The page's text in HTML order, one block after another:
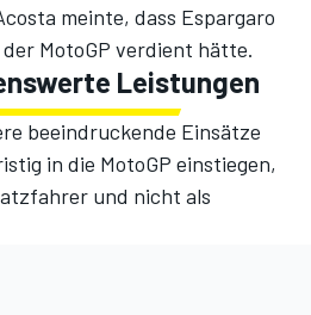
meinte, dass Espargaro
MotoGP verdient hätte.
Leistungen
beeindruckende Einsätze
in die MotoGP einstiegen,
und nicht als